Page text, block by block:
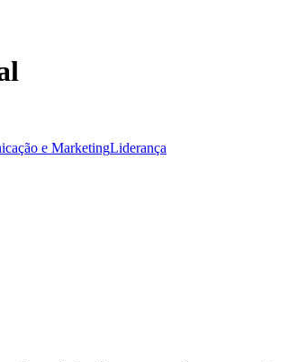
e MarketingLiderança